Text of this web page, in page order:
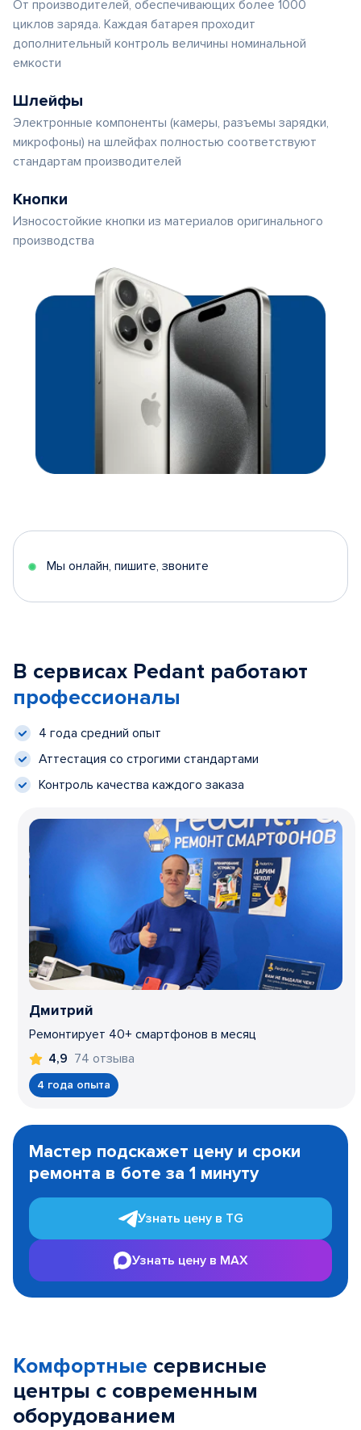
От производителей, обеспечивающих более 1000
циклов заряда. Каждая батарея проходит
дополнительный контроль величины номинальной
емкости
Шлейфы
Электронные компоненты (камеры, разъемы зарядки,
микрофоны) на шлейфах полностью соответствуют
стандартам производителей
Кнопки
Износостойкие кнопки из материалов оригинального
производства
Мы онлайн, пишите, звоните
В сервисах Pedant работают
профессионалы
4 года средний опыт
Аттестация со строгими стандартами
Контроль качества каждого заказа
Дмитрий
Ремонтирует 40+ смартфонов в месяц
4,9 74 отзыва
4 года опыта
1
Мастер подскажет цену и сроки
ремонта в боте за 1 минуту
Узнать цену в TG
Узнать цену в MAX
Комфортные сервисные
центры с современным
оборудованием